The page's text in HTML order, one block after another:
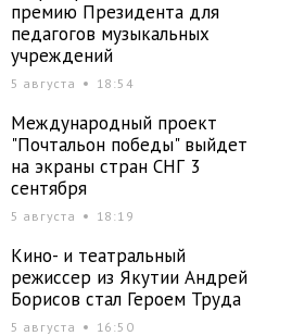
премию Президента для
педагогов музыкальных
учреждений
5 августа 18:54
Международный проект
"Почтальон победы" выйдет
на экраны стран СНГ 3
сентября
5 августа 18:19
Кино- и театральный
режиссер из Якутии Андрей
Борисов стал Героем Труда
5 августа 16:50